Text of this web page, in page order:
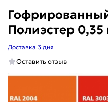
Полиэстер
Доставка 3 дня
Оставить отзыв